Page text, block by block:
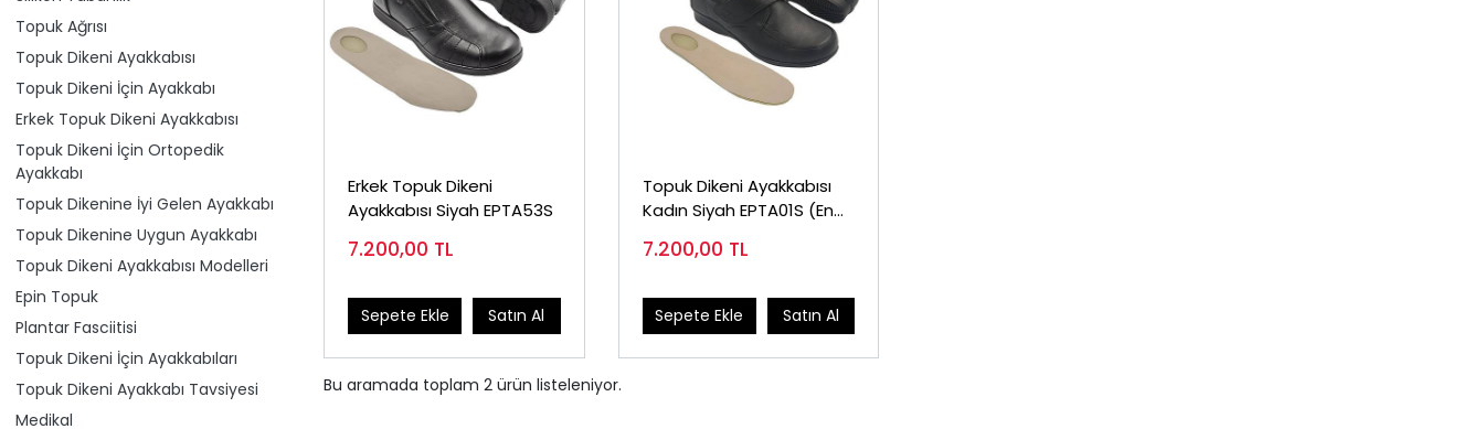
Topuk Ağrısı
Topuk Dikeni Ayakkabısı
Topuk Dikeni İçin Ayakkabı
Erkek Topuk Dikeni Ayakkabısı
Topuk Dikeni İçin Ortopedik
Ayakkabı
Topuk Dikenine İyi Gelen Ayakkabı
Topuk Dikenine Uygun Ayakkabı
Topuk Dikeni Ayakkabısı Modelleri
Epin Topuk
Plantar Fasciitisi
Topuk Dikeni İçin Ayakkabıları
Topuk Dikeni Ayakkabı Tavsiyesi
Medikal
Erkek Topuk Dikeni
Ayakkabısı Siyah EPTA53S
7.200,00 TL
Sepete Ekle Satın Al
Topuk Dikeni Ayakkabısı
Kadın Siyah EPTA01S (En
7.200,00 TL
Sepete Ekle Satın Al
Bu aramada toplam 2 ürün listeleniyor.